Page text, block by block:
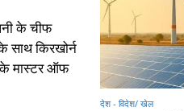
के चीफ
साथ किरखोर्न
के मास्टर ऑफ
देश - विदेश/ खेल